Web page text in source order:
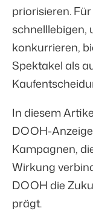
priorisieren.
schnelllebigen,
konkurrieren,
Spektakel als
In diesem
DOOH-
Kampagnen,
Wirkung
DOOH die
prägt.